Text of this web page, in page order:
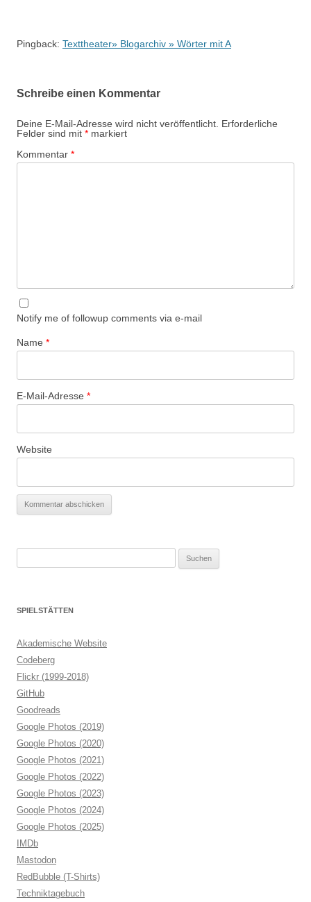
Pingback: Texttheater» Blogarchiv » Wörter mit A
Schreibe einen Kommentar
Deine E-Mail-Adresse wird nicht veröffentlicht. Erforderliche
Felder sind mit * markiert
Kommentar *
Notify me of followup comments via e-mail
Name *
E-Mail-Adresse *
Website
SPIELSTÄTTEN
Akademische Website
Codeberg
Flickr (1999-2018)
GitHub
Goodreads
Google Photos (2019)
Google Photos (2020)
Google Photos (2021)
Google Photos (2022)
Google Photos (2023)
Google Photos (2024)
Google Photos (2025)
IMDb
Mastodon
RedBubble (T-Shirts)
Techniktagebuch